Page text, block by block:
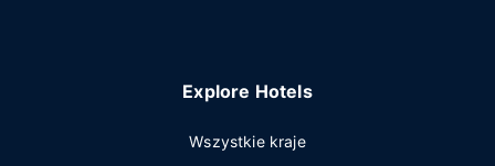
Explore Hotels
Wszystkie kraje